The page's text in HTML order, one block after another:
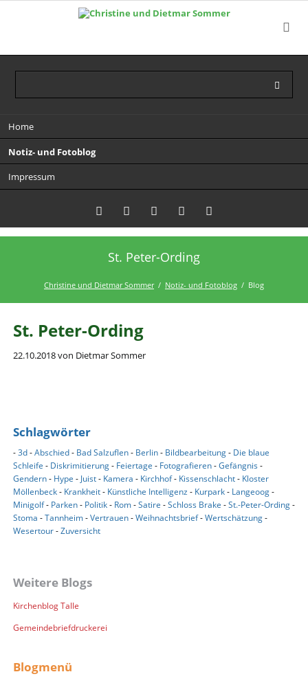
überspringen
Home
Notiz- und Fotoblog
Impressum
TwitterLinkedInInstagramFacebook
St. Peter-Ording
Christine und Dietmar Sommer Notiz- und Fotoblog Blog
St. Peter-Ording
22.10.2018von Dietmar Sommer
Schlagwörter
-3d-Abschied- Bad Salzuflen- Berlin- Bildbearbeitung- Die blaue
Schleife - Diskrimitierung- Feiertage - Fotografieren-Gefängnis-
Gendern- Hype - Juist- Kamera - Kirchhof- Kissenschlacht- Kloster
Möllenbeck- Krankheit- Künstliche Intelligenz- Kurpark- Langeoog-
Minigolf- Parken- Politik- Rom-Satire -Schloss Brake -St.-Peter-Ording-
Stoma -Tannheim-Vertrauen-Weihnachtsbrief-Wertschätzung-
Wesertour-Zuversicht
Weitere Blogs
Kirchenblog Talle
Gemeindebriefdruckerei
Blogmenü